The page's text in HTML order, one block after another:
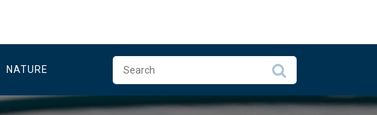
NATURE